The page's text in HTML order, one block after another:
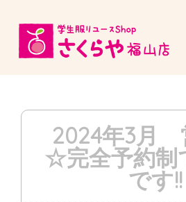
2024年3月
☆完全予約制
です!!